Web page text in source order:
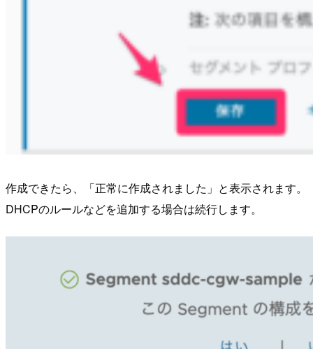
作成できたら、「正常に作成されました」と表示されます。
DHCPのルールなどを追加する場合は続行します。